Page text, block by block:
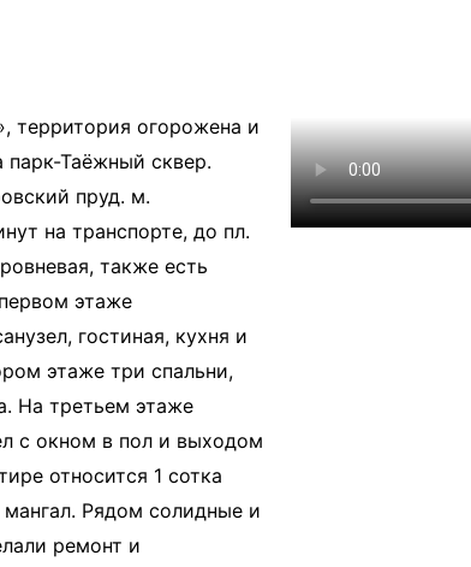
территория огорожена и
Таёжный сквер.
пруд. м.
на транспорте, до пл.
также есть
этаже
гостиная, кухня и
этаже три спальни,
На третьем этаже
с окном в пол и выходом
относится 1 сотка
Рядом солидные и
ремонт и